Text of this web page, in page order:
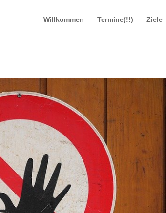
Willkommen Termine(!!) Ziele